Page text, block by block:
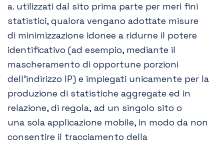
a. utilizzati dal sito prima parte per meri fini
statistici, qualora vengano adottate misure
di minimizzazione idonee a ridurne il potere
identificativo (ad esempio, mediante il
mascheramento di opportune porzioni
dell’indirizzo IP) e impiegati unicamente per la
produzione di statistiche aggregate ed in
relazione, di regola, ad un singolo sito o
una sola applicazione mobile, in modo da non
consentire il tracciamento della